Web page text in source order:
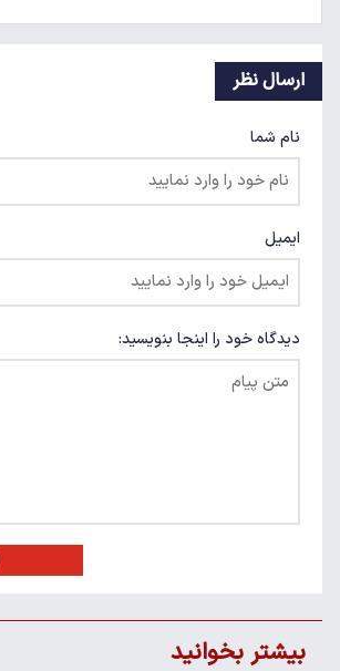
ارسال نظر
نام شما
ایمیل
دیدگاه خود را اینجا بنویسید:
بیشتر بخوانید